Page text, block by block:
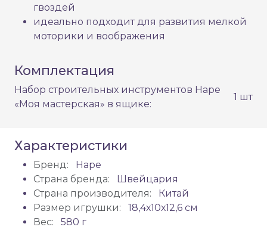
гвоздей
идеально подходит для развития мелкой
моторики и воображения
Комплектация
Набор строительных инструментов Hape
«Моя мастерская» в ящике:
1 шт
Характеристики
Бренд:
Hape
Страна бренда:
Швейцария
Страна производителя:
Китай
Размер игрушки:
18,4х10х12,6 см
Вес:
580 г